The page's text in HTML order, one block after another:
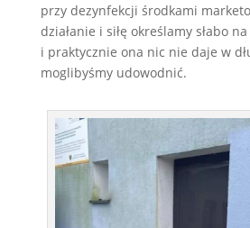
przy dezynfekcji środkami
działanie i siłę określamy słabo
i praktycznie ona nic nie daje w
moglibyśmy udowodnić.